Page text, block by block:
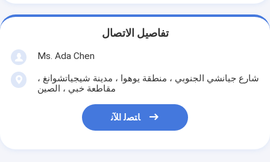
تفاصيل الاتصال
Ms. Ada Chen
شارع جيانشي الجنوبي ، منطقة يوهوا ، مدينة شيجياتشوانغ ،
مقاطعة خبي ، الصين
ﺎﺘﺼﻟ ﺍﻶﻧ